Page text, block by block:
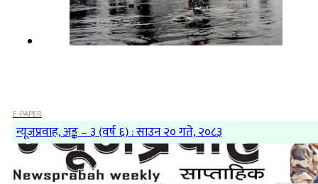
E-PAPER
न्यूजप्रवाह, अङ्क – ३ (वर्ष ६) : साउन २० गते, २०८३